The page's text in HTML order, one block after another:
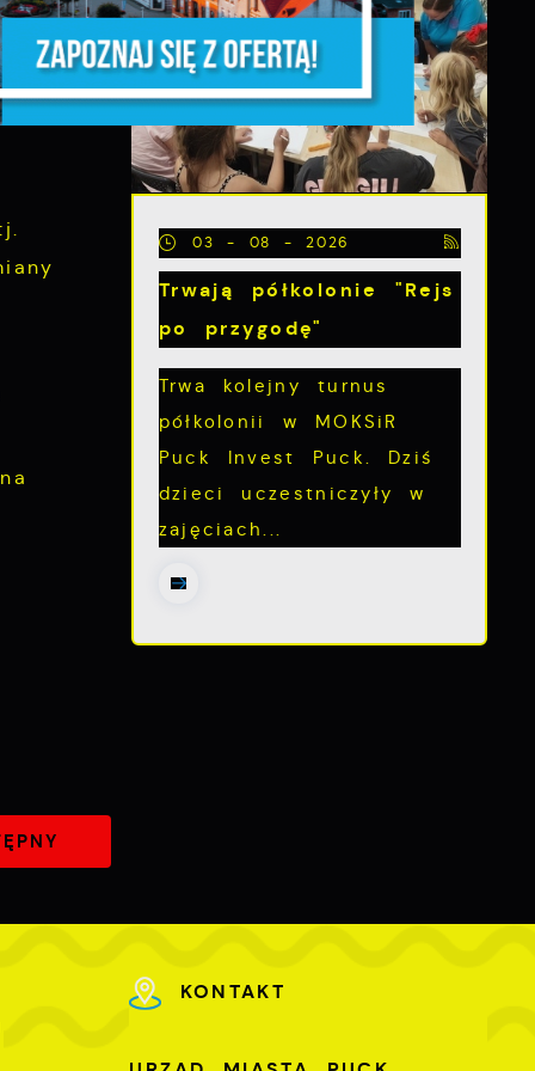
03 - 08 - 2026
Trwają półkolonie "Rejs
po przygodę"
Trwa kolejny turnus
półkolonii w MOKSiR
Puck Invest Puck. Dziś
dzieci uczestniczyły w
zajęciach...
KONTAKT